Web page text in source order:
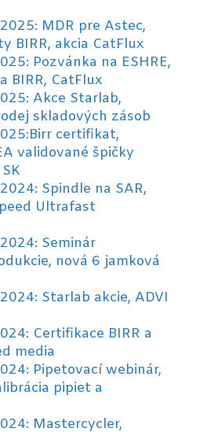
MDR pre Astec,
BIRR, akcia CatFlux
Pozvánka na ESHRE,
BIRR, CatFlux
Akce Starlab,
skladových zásob
certifikat,
validované špičky
Spindle na SAR,
Ultrafast
Seminár
nová 6 jamková
Starlab akcie, ADVI
Certifikace BIRR a
media
Pipetovací webinár,
pipiet a
Mastercycler,